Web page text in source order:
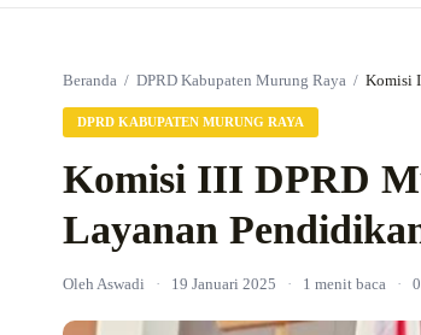
Beranda / DPRD Kabupaten Murung Raya / Komisi
DPRD KABUPATEN MURUNG RAYA
Komisi III DPRD
Layanan
Oleh Aswadi · 19 Januari 2025 · 1 menit baca ·